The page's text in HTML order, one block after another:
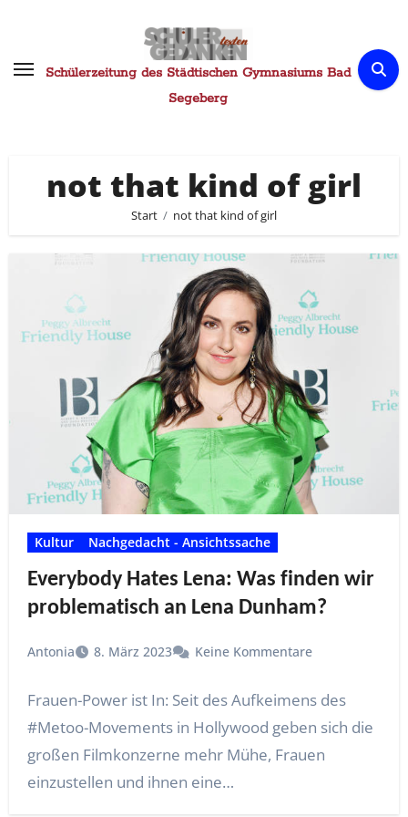
springenSchülerzeitung des Städtischen Gymnasiums Bad
Segeberg
not that kind of girl
Start not that kind of girl
Kultur Nachgedacht - Ansichtssache
Everybody Hates Lena: Was finden wir
problematisch an Lena Dunham?
Antonia 8. März 2023 Keine Kommentare
Frauen-Power ist In: Seit des Aufkeimens des
#Metoo-Movements in Hollywood geben sich die
großen Filmkonzerne mehr Mühe, Frauen
einzustellen und ihnen eine…